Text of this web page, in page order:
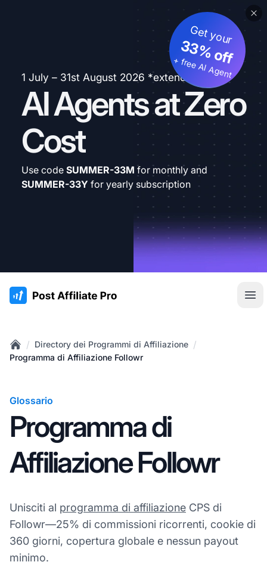
1 July – 31st August 2026 *extended
AI Agents at Zero
Cost
Get your
33% off
+ free AI Agent
Use code SUMMER-33M for monthly and
SUMMER-33Y for yearly subscription
:site.title
Home
/ Directory dei Programmi di Affiliazione /
Programma di Affiliazione Followr
Glossario
Programma di
Affiliazione Followr
Unisciti al programma di affiliazione CPS di
Followr—25% di commissioni ricorrenti, cookie di
360 giorni, copertura globale e nessun payout
minimo.